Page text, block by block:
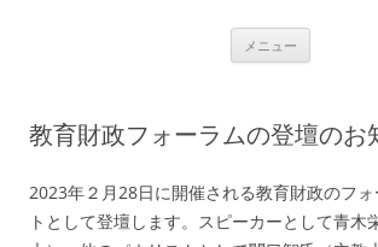
メニュー
教育財政フォーラムの登壇のお
2023年２月28日に開催される教育財政のフ
トとして登壇します。スピーカーとして青木